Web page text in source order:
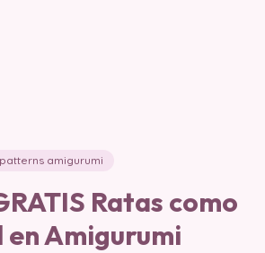
amigurumi
Ratas como
Amigurumi